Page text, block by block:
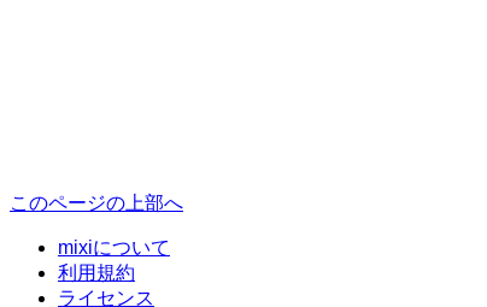
このページの上部へ
mixiについて
利用規約
ライセンス